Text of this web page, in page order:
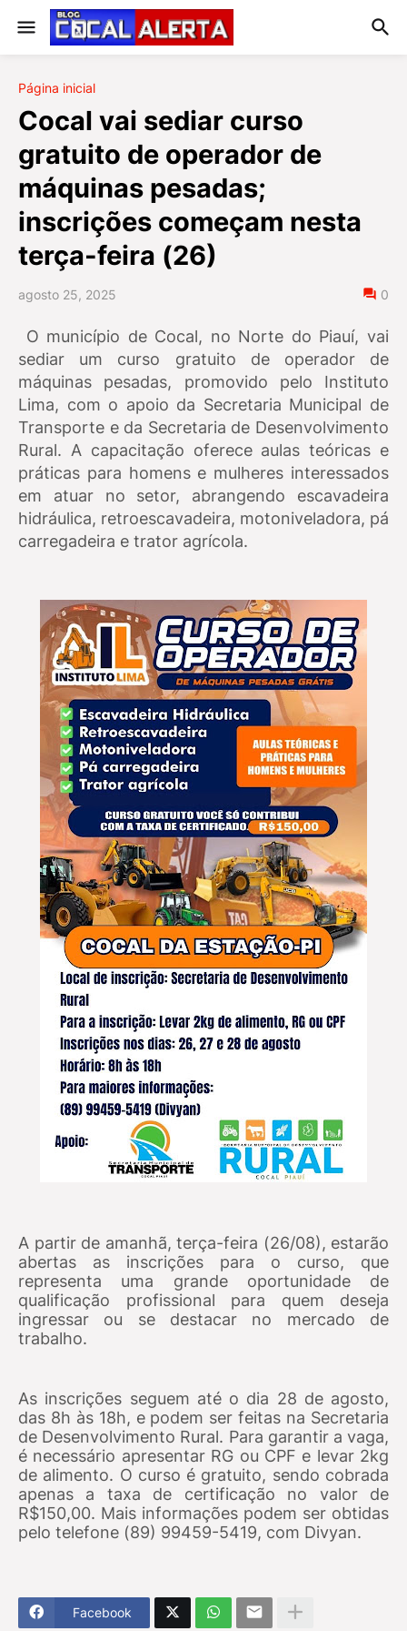
Página inicial
Cocal vai sediar curso
gratuito de operador de
máquinas pesadas;
inscrições começam nesta
terça-feira (26)
agosto 25, 2025 0
O município de Cocal, no Norte do Piauí, vai
sediar um curso gratuito de operador de
máquinas pesadas, promovido pelo Instituto
Lima, com o apoio da Secretaria Municipal de
Transporte e da Secretaria de Desenvolvimento
Rural. A capacitação oferece aulas teóricas e
práticas para homens e mulheres interessados
em atuar no setor, abrangendo escavadeira
hidráulica, retroescavadeira, motoniveladora, pá
carregadeira e trator agrícola.
A partir de amanhã, terça-feira (26/08), estarão
abertas as inscrições para o curso, que
representa uma grande oportunidade de
qualificação profissional para quem deseja
ingressar ou se destacar no mercado de
trabalho.
As inscrições seguem até o dia 28 de agosto,
das 8h às 18h, e podem ser feitas na Secretaria
de Desenvolvimento Rural. Para garantir a vaga,
é necessário apresentar RG ou CPF e levar 2kg
de alimento. O curso é gratuito, sendo cobrada
apenas a taxa de certificação no valor de
R$150,00. Mais informações podem ser obtidas
pelo telefone (89) 99459-5419, com Divyan.
Facebook